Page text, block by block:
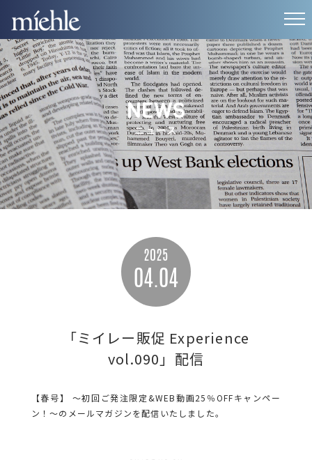
NEWS
ニュース
2025
04.04
「ミイレー販促 Experience
vol.090」配信
【春号】 ～初回ご発注限定&WEB動画25％OFFキャンペー
ン！～のメールマガジンを配信いたしました。